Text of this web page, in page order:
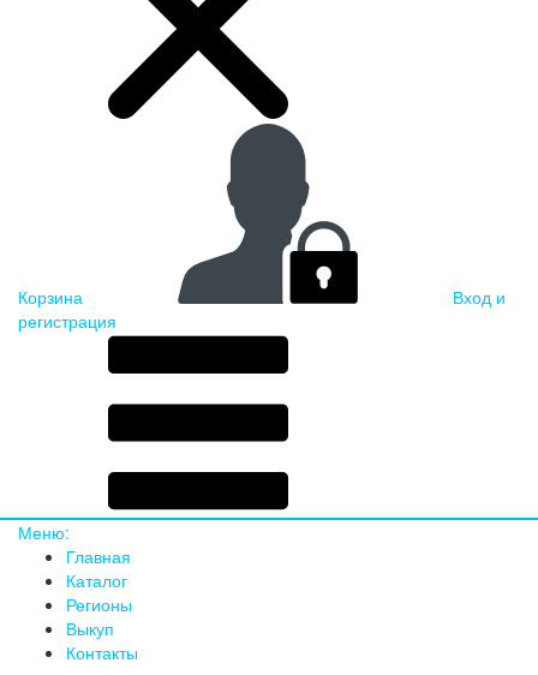
Корзина
Вход и
регистрация
Меню:
Главная
Каталог
Регионы
Выкуп
Контакты